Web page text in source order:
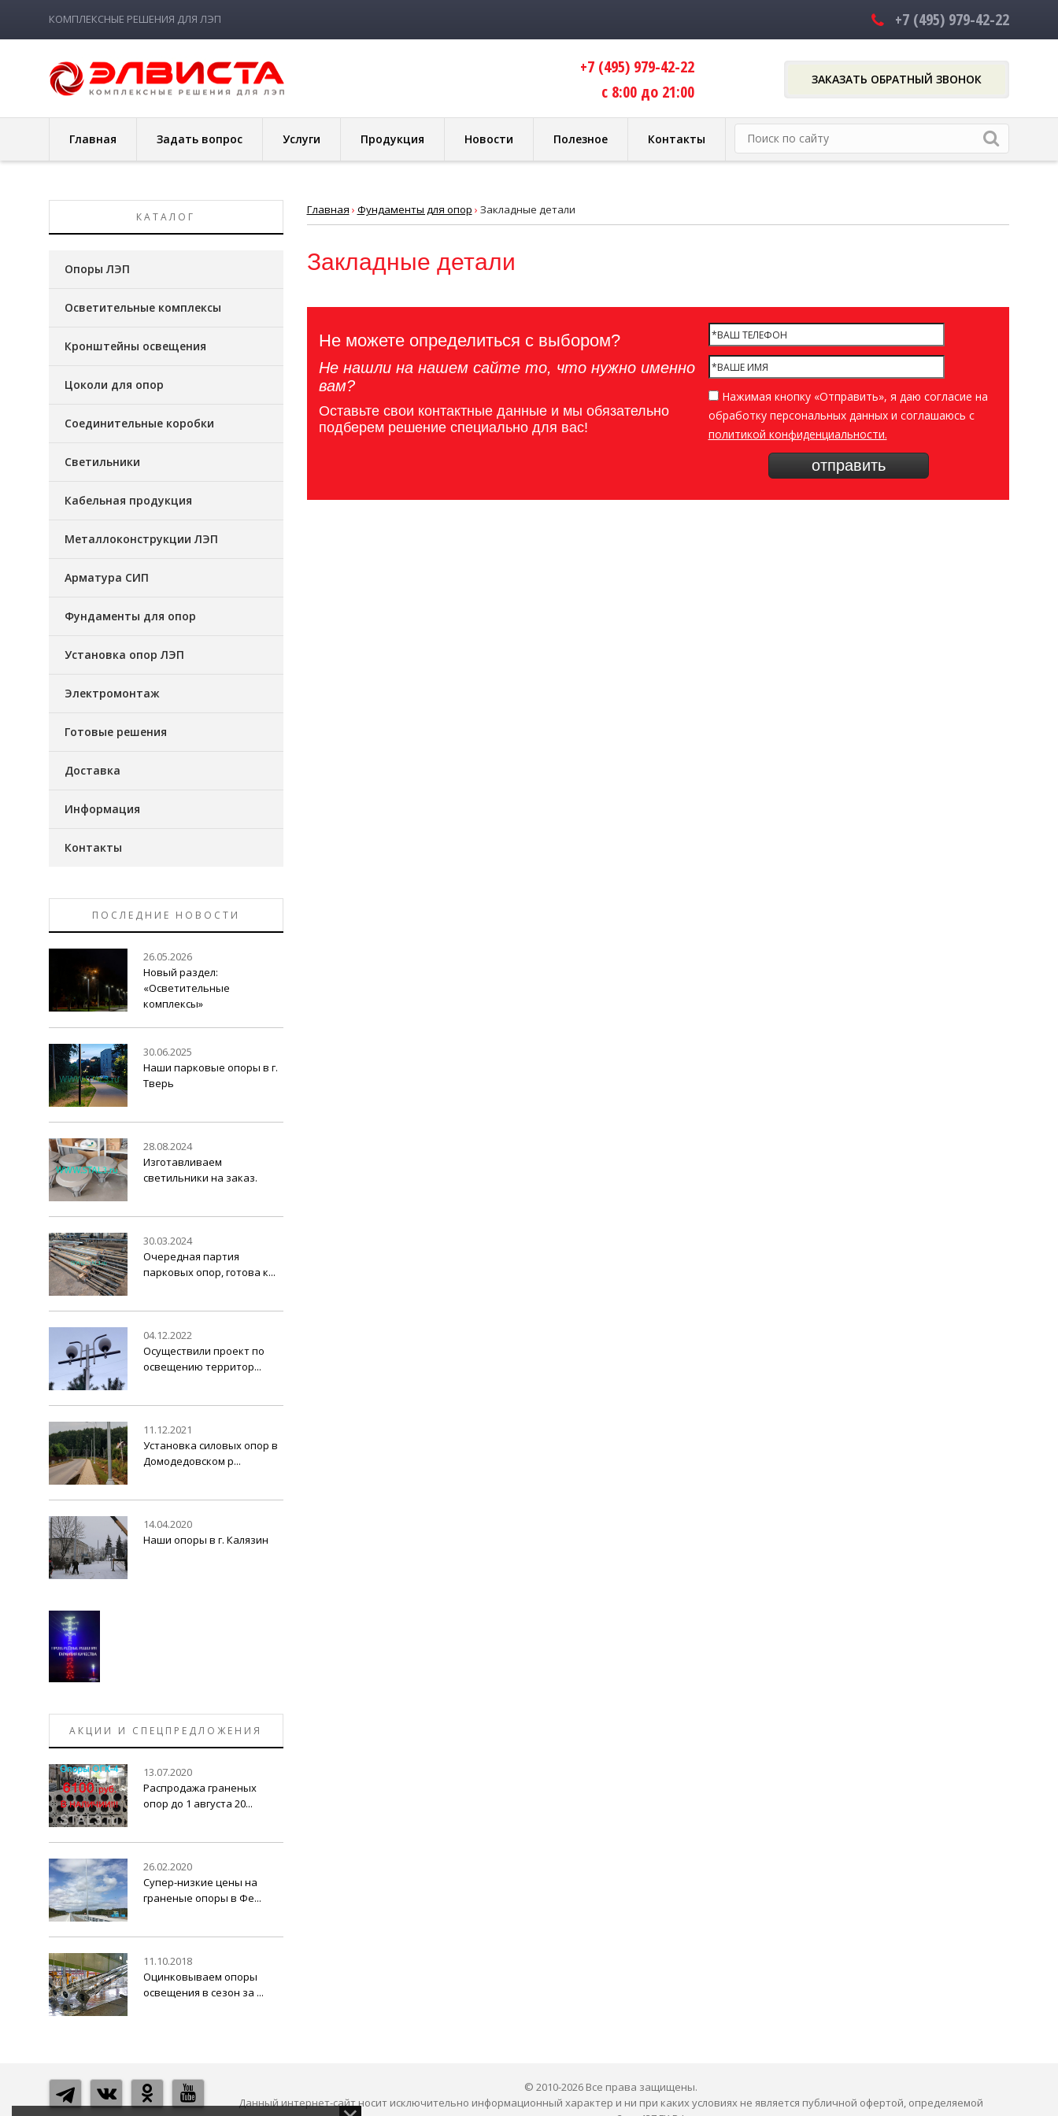
КОМПЛЕКСНЫЕ РЕШЕНИЯ ДЛЯ ЛЭП +7 (495) 979-42-22
ЗАКАЗАТЬ ОБРАТНЫЙ ЗВОНОК
+7 (495) 979-42-22
с 8:00 до 21:00
Главная Задать вопрос Услуги Продукция Новости Полезное Контакты
Главная › Фундаменты для опор › Закладные детали
Закладные детали
Не можете определиться с выбором?
Не нашли на нашем сайте то, что нужно именно
вам?
Оставьте свои контактные данные и мы обязательно
подберем решение специально для вас!
Нажимая кнопку «Отправить», я даю согласие на
обработку персональных данных и соглашаюсь c
политикой конфиденциальности.
КАТАЛОГ
Опоры ЛЭП
Осветительные комплексы
Кронштейны освещения
Цоколи для опор
Соединительные коробки
Светильники
Кабельная продукция
Металлоконструкции ЛЭП
Арматура СИП
Фундаменты для опор
Установка опор ЛЭП
Электромонтаж
Готовые решения
Доставка
Информация
Контакты
ПОСЛЕДНИЕ НОВОСТИ
26.05.2026
Новый раздел:
«Осветительные
комплексы»
30.06.2025
Наши парковые опоры в г.
Тверь
28.08.2024
Изготавливаем
светильники на заказ.
30.03.2024
Очередная партия
парковых опор, готова к...
04.12.2022
Осуществили проект по
освещению территор...
11.12.2021
Установка силовых опор в
Домодедовском р...
14.04.2020
Наши опоры в г. Калязин
АКЦИИ И СПЕЦПРЕДЛОЖЕНИЯ
13.07.2020
Распродажа граненых
опор до 1 августа 20...
26.02.2020
Супер-низкие цены на
граненые опоры в Фе...
11.10.2018
Оцинковываем опоры
освещения в сезон за ...
© 2010-2026 Все права защищены.
Данный интернет-сайт носит исключительно информационный характер и ни при каких условиях не является публичной офертой, определяемой